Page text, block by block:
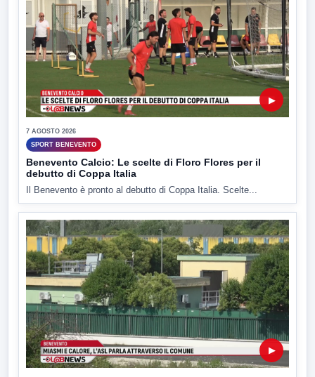
▶
7 AGOSTO 2026
SPORT BENEVENTO
Benevento Calcio: Le scelte di Floro Flores per il
debutto di Coppa Italia
Il Benevento è pronto al debutto di Coppa Italia. Scelte...
▶